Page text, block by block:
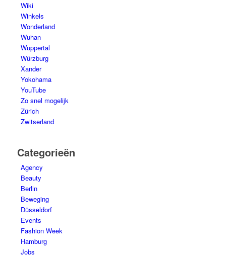
Wiki
Winkels
Wonderland
Wuhan
Wuppertal
Würzburg
Xander
Yokohama
YouTube
Zo snel mogelijk
Zürich
Zwitserland
Categorieën
Agency
Beauty
Berlin
Beweging
Düsseldorf
Events
Fashion Week
Hamburg
Jobs